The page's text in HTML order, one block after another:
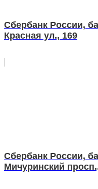
Сбербанк России,
Красная ул., 169
Сбербанк России,
Мичуринский